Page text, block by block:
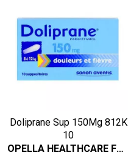
Doliprane Sup 150Mg 812K
10
OPELLA HEALTHCARE FRANCE SAS